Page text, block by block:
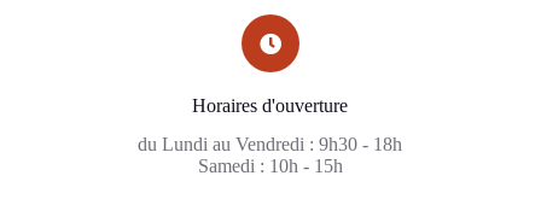
Horaires d'ouverture
du Lundi au Vendredi : 9h30 - 18h
Samedi : 10h - 15h